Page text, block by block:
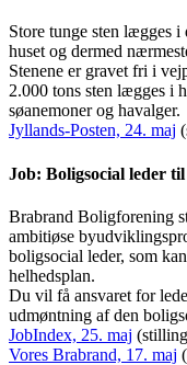
Store tunge sten lægges
huset og dermed
Stenene er gravet fri i
2.000 tons sten lægges i
søanemoner og havalger.
Jyllands-Posten, 24. maj
Job: Boligsocial leder
Brabrand Boligforening
ambitiøse
boligsocial leder, som
helhedsplan.
Du vil få ansvaret for
udmøntning af den
JobIndex, 25. maj
Vores Brabrand, 17. maj